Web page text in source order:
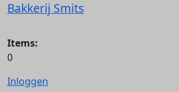
Bakkerij Smits
Items:
0
Inloggen